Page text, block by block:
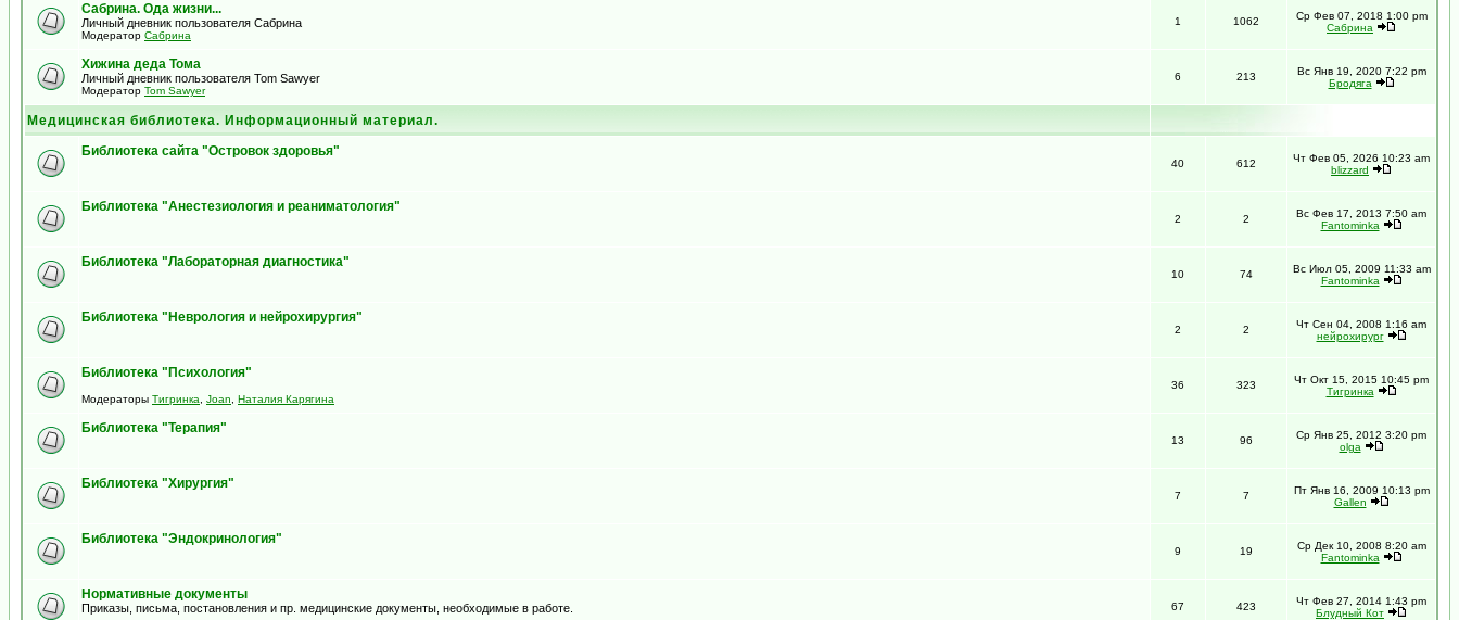
Сабрина. Ода жизни...
Личный дневник пользователя Сабрина
Модератор Сабрина
1 1062
Ср Фев 07, 2018 1:00 pm
Сабрина
Хижина деда Тома
Личный дневник пользователя Tom Sawyer
Модератор Tom Sawyer
6 213
Вс Янв 19, 2020 7:22 pm
Бродяга
Медицинская библиотека. Информационный материал.
Библиотека сайта "Островок здоровья"
40 612
Чт Фев 05, 2026 10:23 am
blizzard
Библиотека "Анестезиология и реаниматология"
2 2
Вс Фев 17, 2013 7:50 am
Fantominka
Библиотека "Лабораторная диагностика"
10 74
Вс Июл 05, 2009 11:33 am
Fantominka
Библиотека "Неврология и нейрохирургия"
2 2
Чт Сен 04, 2008 1:16 am
нейрохирург
Библиотека "Психология"
Модераторы Тигринка Joan Наталия Карягина
36 323
Чт Окт 15, 2015 10:45 pm
Тигринка
Библиотека "Терапия"
13 96
Ср Янв 25, 2012 3:20 pm
olga
Библиотека "Хирургия"
7 7
Пт Янв 16, 2009 10:13 pm
Gallen
Библиотека "Эндокринология"
9 19
Ср Дек 10, 2008 8:20 am
Fantominka
Нормативные документы
Приказы, письма, постановления и пр. медицинские документы, необходимые в работе. 67 423
Чт Фев 27, 2014 1:43 pm
Блудный Кот